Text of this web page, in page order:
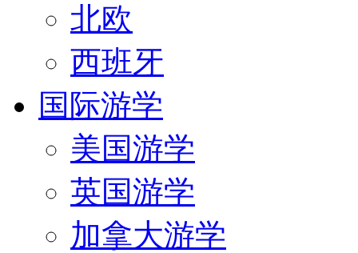
北欧
西班牙
国际游学
美国游学
英国游学
加拿大游学